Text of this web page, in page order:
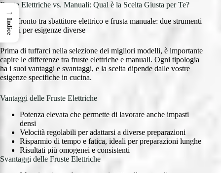
Fruste Elettriche vs. Manuali: Qual è la Scelta Giusta per Te?
Il confronto tra sbattitore elettrico e frusta manuale: due strumenti
diversi per esigenze diverse
Prima di tuffarci nella selezione dei migliori modelli, è importante
capire le differenze tra fruste elettriche e manuali. Ogni tipologia
ha i suoi vantaggi e svantaggi, e la scelta dipende dalle vostre
esigenze specifiche in cucina.
Vantaggi delle Fruste Elettriche
Potenza elevata che permette di lavorare anche impasti
densi
Velocità regolabili per adattarsi a diverse preparazioni
Risparmio di tempo e fatica, ideali per preparazioni lunghe
Risultati più omogenei e consistenti
Svantaggi delle Fruste Elettriche
→
Indice